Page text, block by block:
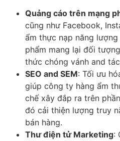
Quảng cáo trên mạng
cũng như Facebook,
ẩm thực nạp năng
phẩm mang lại đối
thức chóng vánh and
SEO and SEM: Tối ưu
giúp công ty hàng ẩm
chế xây đắp ra trên
đó cải thiện lượng truy
bán hàng.
Thư điện tử Marketing: